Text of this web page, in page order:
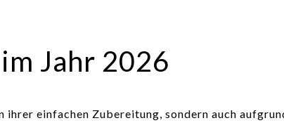
Jahr 2026
einfachen Zubereitung, sondern auch